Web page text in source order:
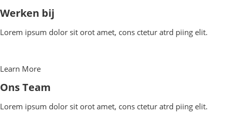
Werken bij
Lorem ipsum dolor sit orot amet, cons ctetur atrd piing elit.​
Learn More
Ons Team
Lorem ipsum dolor sit orot amet, cons ctetur atrd piing elit.​